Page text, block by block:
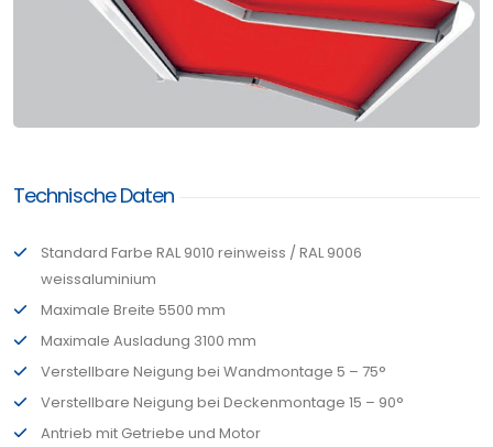
Technische Daten
Standard Farbe RAL 9010 reinweiss / RAL 9006
weissaluminium
Maximale Breite 5500 mm
Maximale Ausladung 3100 mm
Verstellbare Neigung bei Wandmontage 5 – 75°
Verstellbare Neigung bei Deckenmontage 15 – 90°
Antrieb mit Getriebe und Motor